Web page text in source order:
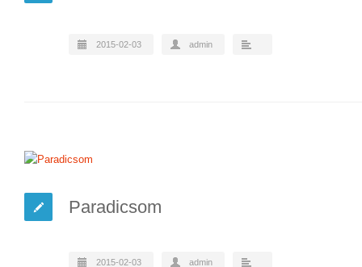
2015-02-03 admin
Paradicsom
2015-02-03 admin